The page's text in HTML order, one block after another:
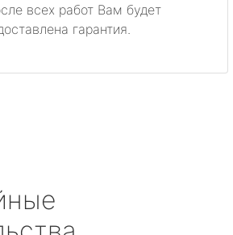
всех работ Вам будет
гарантия.